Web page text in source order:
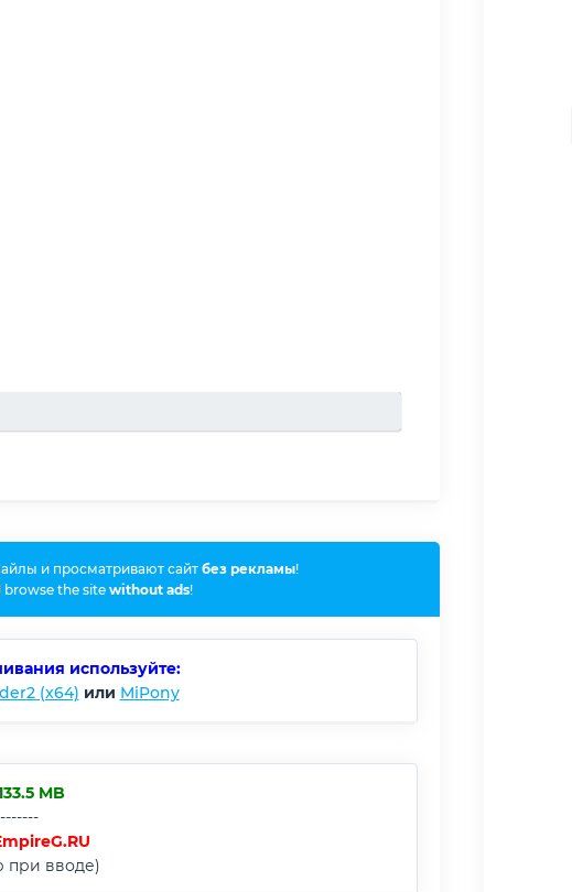
и просматривают сайт без рекламы!
browse the sitewithout ads!
используйте:
(x64) или MiPony
MB
при вводе)